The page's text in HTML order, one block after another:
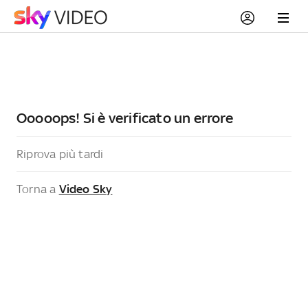
Ooooops! Si è verificato un errore
Riprova più tardi
Torna a Video Sky